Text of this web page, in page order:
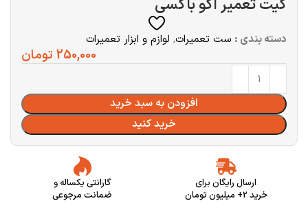
کیت تعمیر اکو باکسی
دسته بندی : ست تعمیرات, لوازم و ابزار تعمیرات
250,000 تومان
افزودن به سبد خرید
خرید کنید
ارسال رایگان برای
خرید 2+ میلیون تومان
گارانتی یکساله و
ضمانت مرجوعی